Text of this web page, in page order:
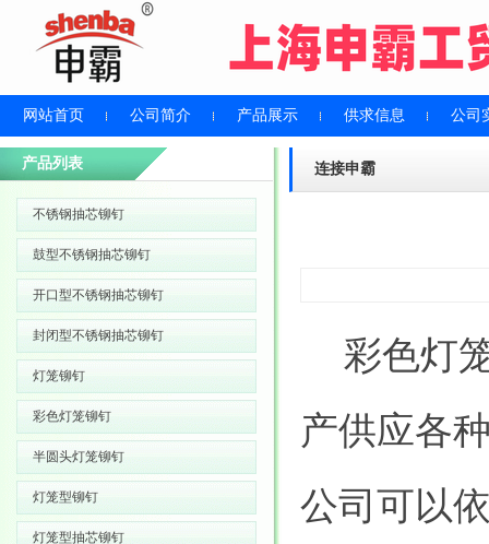
网站首页 公司简介 产品展示 供求信息 公司
产品列表
不锈钢抽芯铆钉
鼓型不锈钢抽芯铆钉
开口型不锈钢抽芯铆钉
封闭型不锈钢抽芯铆钉
灯笼铆钉
彩色灯笼铆钉
半圆头灯笼铆钉
灯笼型铆钉
灯笼型抽芯铆钉
连接申霸
彩色灯
产供应各
公司可以